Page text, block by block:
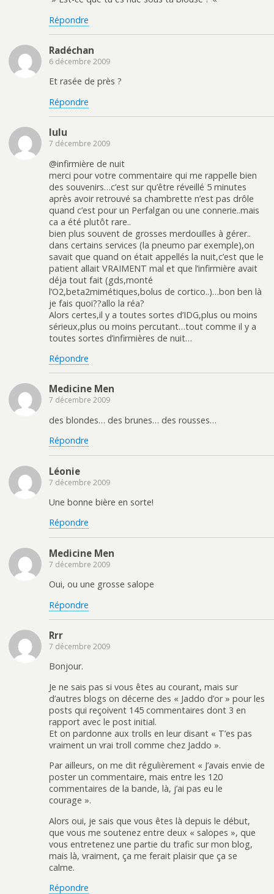
Répondre
Radéchan
6 décembre 2009
Et rasée de près ?
Répondre
lulu
7 décembre 2009
@infirmière de nuit
merci pour votre commentaire qui me rappelle bien
des souvenirs…c’est sur qu’être réveillé 5 minutes
après avoir retrouvé sa chambrette n’est pas drôle
quand c’est pour un Perfalgan ou une connerie..mais
ca a été plutôt rare..
bien plus souvent de grosses merdouilles à gérer..
dans certains services (la pneumo par exemple),on
savait que quand on était appellés la nuit,c’est que le
patient allait VRAIMENT mal et que l’infirmière avait
déja tout fait (gds,monté
l’O2,beta2mimétiques,bolus de cortico..)…bon ben là
je fais quoi??allo la réa?
Alors certes,il y a toutes sortes d’IDG,plus ou moins
sérieux,plus ou moins percutant…tout comme il y a
toutes sortes d’infirmières de nuit…
Répondre
Medicine Men
7 décembre 2009
des blondes… des brunes… des rousses…
Répondre
Léonie
7 décembre 2009
Une bonne bière en sorte!
Répondre
Medicine Men
7 décembre 2009
Oui, ou une grosse salope
Répondre
Rrr
7 décembre 2009
Bonjour.
Je ne sais pas si vous êtes au courant, mais sur
d’autres blogs on décerne des « Jaddo d’or » pour les
posts qui reçoivent 145 commentaires dont 3 en
rapport avec le post initial.
Et on pardonne aux trolls en leur disant « T’es pas
vraiment un vrai troll comme chez Jaddo ».
Par ailleurs, on me dit régulièrement « J’avais envie de
poster un commentaire, mais entre les 120
commentaires de la bande, là, j’ai pas eu le
courage ».
Alors oui, je sais que vous êtes là depuis le début,
que vous me soutenez entre deux « salopes », que
vous entretenez une partie du trafic sur mon blog,
mais là, vraiment, ça me ferait plaisir que ça se
calme.
Répondre